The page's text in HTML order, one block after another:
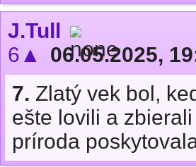
J.Tull
6▲
06.05.2025,
7. Zlatý vek bol,
ešte lovili a
príroda